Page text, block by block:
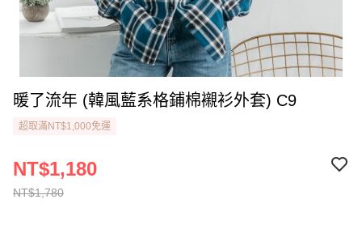
暖了流年 (韓風藍系格鋪棉襯衫外套) C9
超取滿NT$1,000免運
NT$1,780
NT$1,180